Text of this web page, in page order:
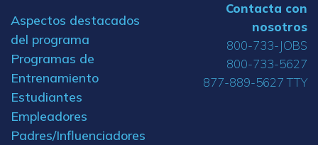
Aspectos destacados
del programa
Programas de
Entrenamiento
Estudiantes
Empleadores
Padres/Influenciadores
Contacta con
nosotros
800-733-JOBS
800-733-5627
877-889-5627 TTY